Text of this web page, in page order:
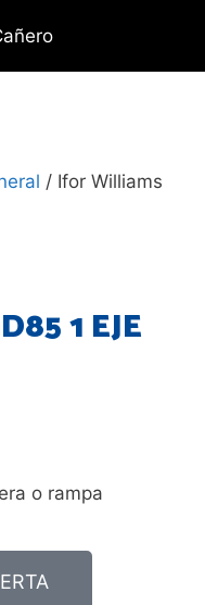
/ Ifor Williams
1 EJE
o rampa